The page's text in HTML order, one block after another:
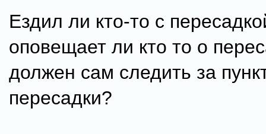
Ездил ли кто-то с
оповещает ли кто то о
должен сам следить за
пересадки?